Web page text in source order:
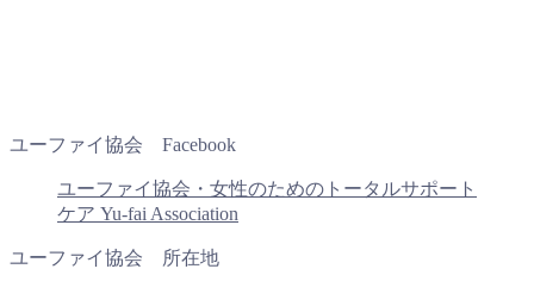
ユーファイ協会 Facebook
ユーファイ協会・女性のためのトータルサポート
ケア Yu-fai Association
ユーファイ協会 所在地